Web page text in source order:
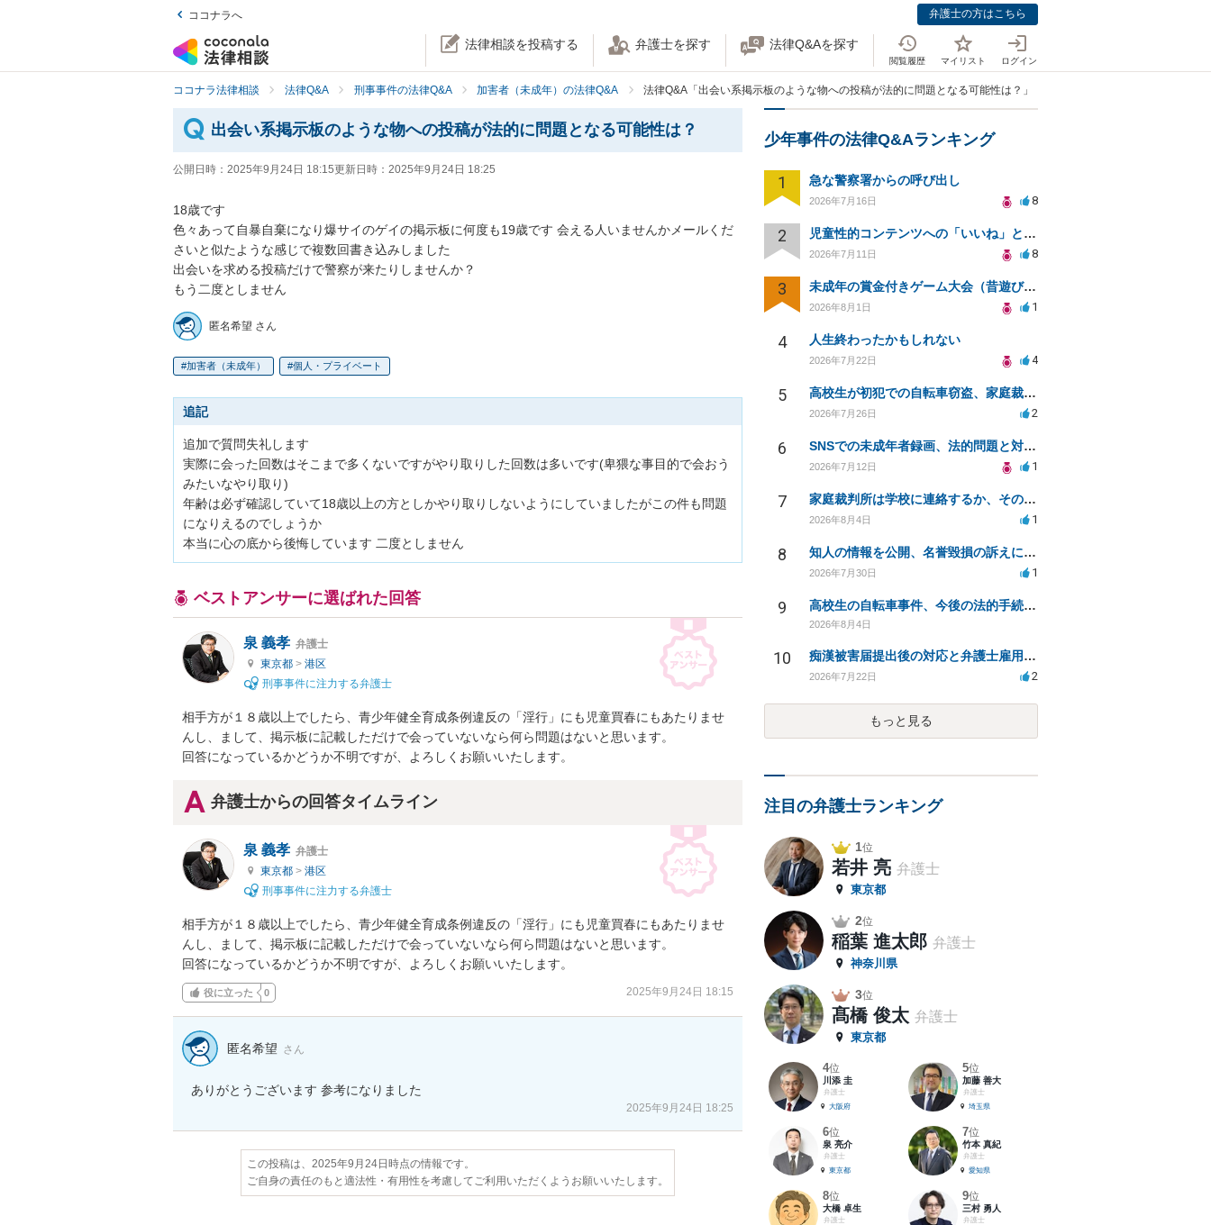
ココナラへ 弁護士の方はこちら
法律相談を投稿する 弁護士を探す 法律Q&Aを探す
閲覧履歴 マイリスト ログイン
ココナラ法律相談 法律Q&A 刑事事件の法律Q&A 加害者（未成年）の法律Q&A 法律Q&A「出会い系掲示板のような物への投稿が法的に問題となる可能性は？」
出会い系掲示板のような物への投稿が法的に問題となる可能性は？
公開日時： 2025年9月24日 18:15更新日時： 2025年9月24日 18:25
18歳です
色々あって自暴自棄になり爆サイのゲイの掲示板に何度も19歳です 会える人いませんかメールくだ
さいと似たような感じで複数回書き込みしました
出会いを求める投稿だけで警察が来たりしませんか？
もう二度としません
匿名希望 さん
加害者（未成年） 個人・プライベート
追記
追加で質問失礼します
実際に会った回数はそこまで多くないですがやり取りした回数は多いです(卑猥な事目的で会おう
みたいなやり取り)
年齢は必ず確認していて18歳以上の方としかやり取りしないようにしていましたがこの件も問題
になりえるのでしょうか
本当に心の底から後悔しています 二度としません
ベストアンサーに選ばれた回答
泉 義孝 弁護士
東京都 > 港区
刑事事件に注力する弁護士
相手方が１８歳以上でしたら、青少年健全育成条例違反の「淫行」にも児童買春にもあたりませ
んし、まして、掲示板に記載しただけで会っていないなら何ら問題はないと思います。
回答になっているかどうか不明ですが、よろしくお願いいたします。
弁護士からの回答タイムライン
泉 義孝 弁護士
東京都 > 港区
刑事事件に注力する弁護士
相手方が１８歳以上でしたら、青少年健全育成条例違反の「淫行」にも児童買春にもあたりませ
んし、まして、掲示板に記載しただけで会っていないなら何ら問題はないと思います。
回答になっているかどうか不明ですが、よろしくお願いいたします。
役に立った 0 2025年9月24日 18:15
匿名希望 さん
ありがとうございます 参考になりました
2025年9月24日 18:25
この投稿は、2025年9月24日時点の情報です。
ご自身の責任のもと適法性・有用性を考慮してご利用いただくようお願いいたします。
少年事件の法律Q&Aランキング
1 急な警察署からの呼び出し
2026年7月16日 8
2 児童性的コンテンツへの「いいね」と警察対応について
2026年7月11日 8
3 未成年の賞金付きゲーム大会（昔遊び）の開催は賭博罪になりますか？
2026年8月1日 1
4 人生終わったかもしれない
2026年7月22日 4
5 高校生が初犯での自転車窃盗、家庭裁判所の処分は？
2026年7月26日 2
6 SNSでの未成年者録画、法的問題と対応策について相談したい
2026年7月12日 1
7 家庭裁判所は学校に連絡するか、その内容について
2026年8月4日 1
8 知人の情報を公開、名誉毀損の訴えに対処する方法は？
2026年7月30日 1
9 高校生の自転車事件、今後の法的手続きと影響は？
2026年8月4日
10 痴漢被害届提出後の対応と弁護士雇用のメリット
2026年7月22日 2
もっと見る
注目の弁護士ランキング
1位
若井 亮 弁護士
東京都
2位
稲葉 進太郎 弁護士
神奈川県
3位
髙橋 俊太 弁護士
東京都
4位
川添 圭
弁護士
大阪府
5位
加藤 善大
弁護士
埼玉県
6位
泉 亮介
弁護士
東京都
7位
竹本 真紀
弁護士
愛知県
8位
大橋 卓生
弁護士
9位
三村 勇人
弁護士